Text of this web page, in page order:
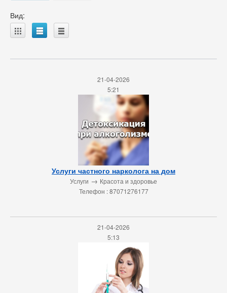
Вид:
A B C
21-04-2026
5:21
Услуги частного нарколога на дом
Услуги → Красота и здоровье
Телефон : 87071276177
21-04-2026
5:13